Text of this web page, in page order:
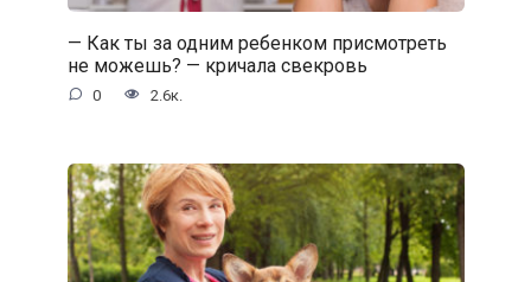
— Как ты за одним ребенком присмотреть
не можешь? — кричала свекровь
0 2.6к.